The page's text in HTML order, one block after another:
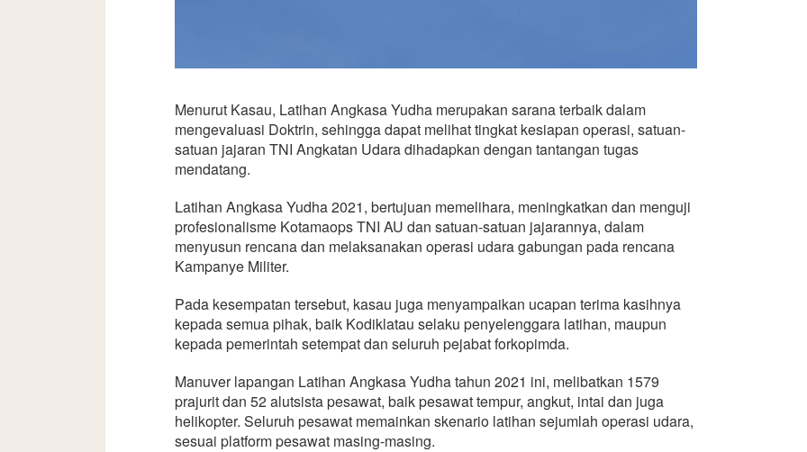
Menurut Kasau, Latihan Angkasa Yudha merupakan sarana terbaik dalam
mengevaluasi Doktrin, sehingga dapat melihat tingkat kesiapan operasi, satuan-
satuan jajaran TNI Angkatan Udara dihadapkan dengan tantangan tugas
mendatang.
Latihan Angkasa Yudha 2021, bertujuan memelihara, meningkatkan dan menguji
profesionalisme Kotamaops TNI AU dan satuan-satuan jajarannya, dalam
menyusun rencana dan melaksanakan operasi udara gabungan pada rencana
Kampanye Militer.
Pada kesempatan tersebut, kasau juga menyampaikan ucapan terima kasihnya
kepada semua pihak, baik Kodiklatau selaku penyelenggara latihan, maupun
kepada pemerintah setempat dan seluruh pejabat forkopimda.
Manuver lapangan Latihan Angkasa Yudha tahun 2021 ini, melibatkan 1579
prajurit dan 52 alutsista pesawat, baik pesawat tempur, angkut, intai dan juga
helikopter. Seluruh pesawat memainkan skenario latihan sejumlah operasi udara,
sesuai platform pesawat masing-masing.